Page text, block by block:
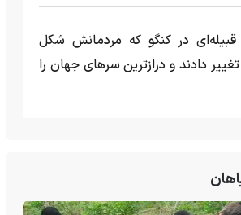
قبیله‌ای در کنگو که مردمانش شکل
دادند و درازترین سرهای جهان را